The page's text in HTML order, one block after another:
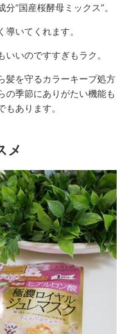
“国産桜酵母ミックス”。
いてくれます。
いのですすぎもラク。
髪を守るカラーキープ処方
の季節にありがたい機能も
あります。
メ